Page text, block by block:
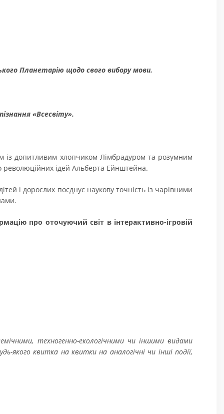
Планетарію щодо свого вибору мови.
«Всесвіту».
із допитливим хлопчиком Лімбрадуром та розумним
революційних ідей Альберта Ейнштейна.
і дорослих поєднує наукову точність із чарівними
про оточуючий світ в інтерактивно-ігровій
техногенно-екологічними чи іншими видами
якого квитка на квитки на аналогічні чи інші події,